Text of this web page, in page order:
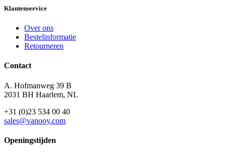
Klantenservice
Over ons
Bestelinformatie
Retourneren
Contact
A. Hofmanweg 39 B
2031 BH Haarlem, NL
+31 (0)23 534 00 40
sales@vanooy.com
Openingstijden